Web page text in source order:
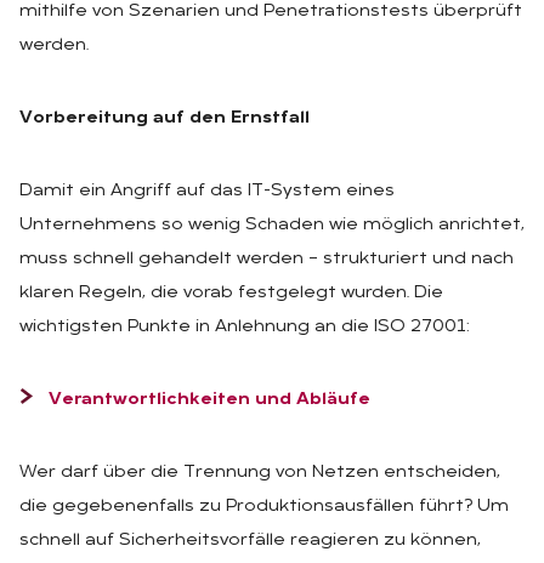
mithilfe von Szenarien und Penetrationstests überprüft
werden.
Vorbereitung auf den Ernstfall
Damit ein Angriff auf das IT-System eines
Unternehmens so wenig Schaden wie möglich anrichtet,
muss schnell gehandelt werden – strukturiert und nach
klaren Regeln, die vorab festgelegt wurden. Die
wichtigsten Punkte in Anlehnung an die ISO 27001:
Verantwortlichkeiten und Abläufe
Wer darf über die Trennung von Netzen entscheiden,
die gegebenenfalls zu Produktionsausfällen führt? Um
schnell auf Sicherheitsvorfälle reagieren zu können,